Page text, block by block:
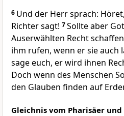
6 Und der Herr sprach:
Richter sagt! 7Sollte aber
Auserwählten Recht
ihm rufen, wenn er sie auch
sage euch, er wird ihnen
Doch wenn des Menschen
den Glauben finden auf
Gleichnis vom Pharisäer